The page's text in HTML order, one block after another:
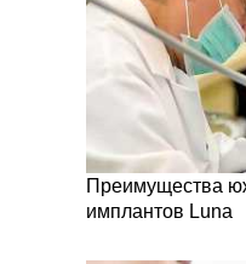
Преимущества
имплантов Luna